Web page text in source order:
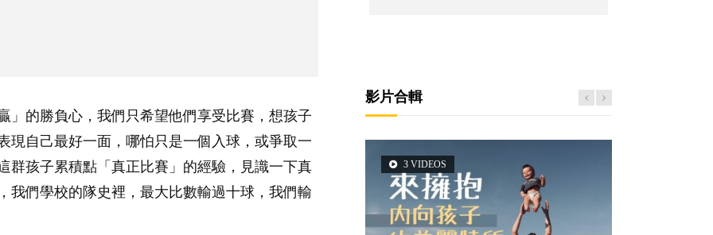
」的勝負心，我們只希望他們享受比賽，想孩子
現自己最好一面，哪怕只是一個入球，或爭取一
群孩子累積點「真正比賽」的經驗，見識一下真
我們學校的隊史裡，最大比數輸過十球，我們輸
影片合輯
3 VIDEOS
2 VIDEOS
5 VIDEOS
6 VIDEOS
6 VIDEOS